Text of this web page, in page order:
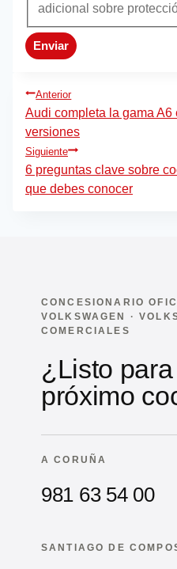
adicional sobre
Enviar
Navegación
de
entradas
Anterior
Audi completa la gama A6
versiones
Siguiente
6 preguntas clave sobre
que debes conocer
CONCESIONARIO
VOLKSWAGEN ·
COMERCIALES
¿Listo para
próximo
A CORUÑA
981 63 54 00
SANTIAGO DE